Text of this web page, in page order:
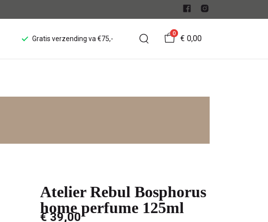
Gratis verzending va €75,-
0
€ 0,00
Atelier Rebul Bosphorus
home perfume 125ml
€ 39,00